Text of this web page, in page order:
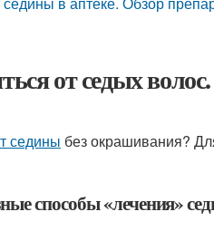
от седых
седины без окрашивания?
способы «лечения»